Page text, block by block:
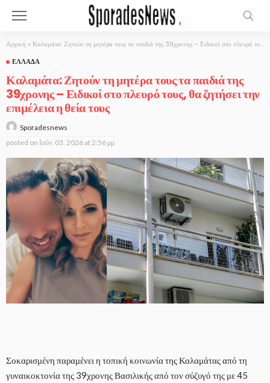
Αρχική » Καλαμάτα: Ζητούν τη μητέρα τους τα παιδιά της 39χρονης – Ειδικοί στο πλευρό τους, θα ζητήσει την επιμέλεια η θεία τους
ΕΛΛΆΔΑ
Καλαμάτα: Ζητούν τη μητέρα τους τα παιδιά της
39χρονης – Ειδικοί στο πλευρό τους, θα ζητήσει την
επιμέλεια η θεία τους
Sporadesnews
posted on Ιούν. 03, 2026 at 2:56 μμ
Σοκαρισμένη παραμένει η τοπική κοινωνία της Καλαμάτας από τη
γυναικοκτονία της 39χρονης Βασιλικής από τον σύζυγό της με 45